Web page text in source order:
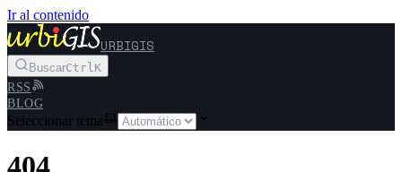
Ir al contenido
URBIGIS
BuscarCtrlK
RSS
BLOG
Seleccionar tema